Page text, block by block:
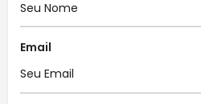
Email